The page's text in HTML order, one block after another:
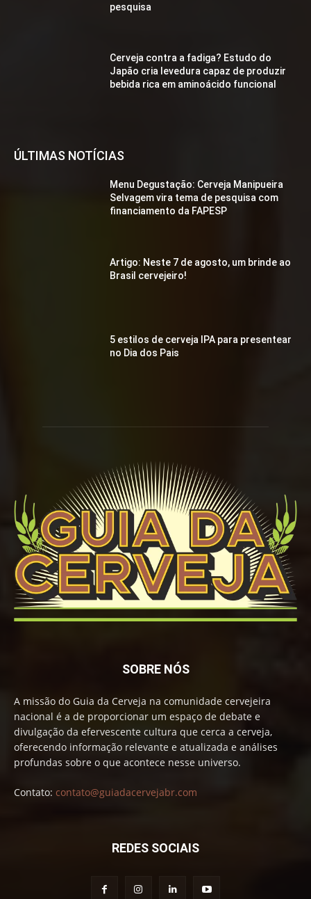
pesquisa
Cerveja contra a fadiga? Estudo do
Japão cria levedura capaz de produzir
bebida rica em aminoácido funcional
ÚLTIMAS NOTÍCIAS
Menu Degustação: Cerveja Manipueira
Selvagem vira tema de pesquisa com
financiamento da FAPESP
Artigo: Neste 7 de agosto, um brinde ao
Brasil cervejeiro!
5 estilos de cerveja IPA para presentear
no Dia dos Pais
SOBRE NÓS
A missão do Guia da Cerveja na comunidade cervejeira
nacional é a de proporcionar um espaço de debate e
divulgação da efervescente cultura que cerca a cerveja,
oferecendo informação relevante e atualizada e análises
profundas sobre o que acontece nesse universo.
Contato: contato@guiadacervejabr.com
REDES SOCIAIS